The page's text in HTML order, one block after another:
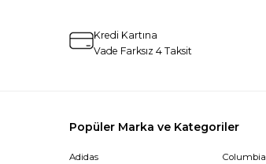
Kredi Kartına
Vade Farksız 4 Taksit
Popüler Marka ve Kategoriler
Adidas
Columbia